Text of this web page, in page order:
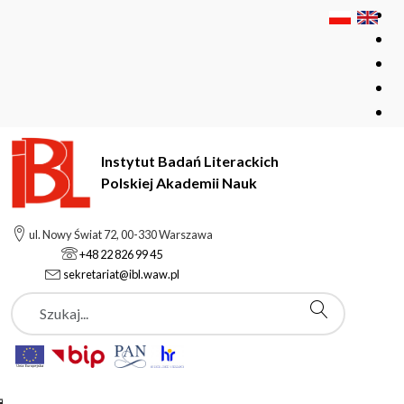
Instytut Badań Literackich
Polskiej Akademii Nauk
ul. Nowy Świat 72, 00-330 Warszawa
+48 22 826 99 45
sekretariat@ibl.waw.pl
Szukaj
Instytut Badań Literackich Polskiej Akademii Nauk
Pracownicy
Kajetan Mojsak
Kajetan Mojsak